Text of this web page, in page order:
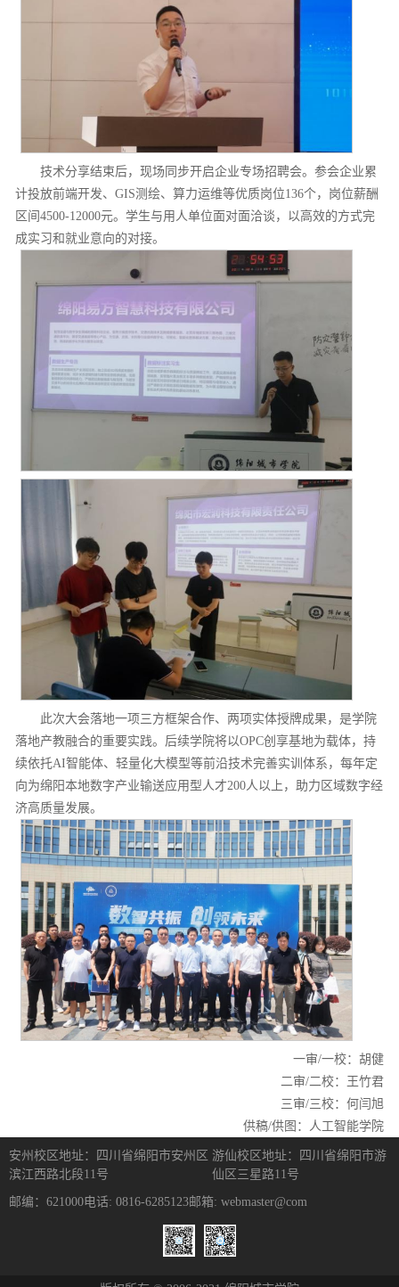
技术分享结束后，现场同步开启企业专场招聘会。参会企业累
计投放前端开发、GIS测绘、算力运维等优质岗位136个，岗位薪酬
区间4500-12000元。学生与用人单位面对面洽谈，以高效的方式完
成实习和就业意向的对接。
此次大会落地一项三方框架合作、两项实体授牌成果，是学院
落地产教融合的重要实践。后续学院将以OPC创享基地为载体，持
续依托AI智能体、轻量化大模型等前沿技术完善实训体系，每年定
向为绵阳本地数字产业输送应用型人才200人以上，助力区域数字经
济高质量发展。
一审/一校：胡健
二审/二校：王竹君
三审/三校：何闫旭
供稿/供图：人工智能学院
安州校区地址：四川省绵阳市安州区
滨江西路北段11号
游仙校区地址：四川省绵阳市游
仙区三星路11号
邮编：621000电话: 0816-6285123邮箱: webmaster@com